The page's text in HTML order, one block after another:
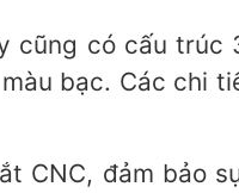
cũng có cấu
bạc. Các chi
CNC, đảm bảo